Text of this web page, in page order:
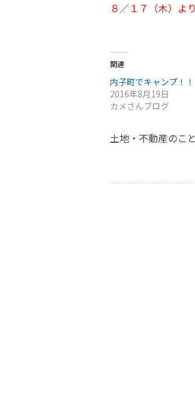
８／１７（木）よ
関連
内子町でキャンプ！！
2016年8月19日
カメさんブログ
土地・不動産のこ